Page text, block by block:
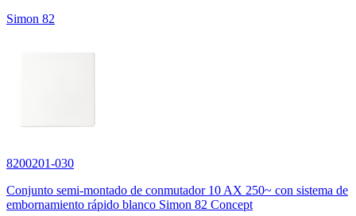
Simon 82
8200201-030
Conjunto semi-montado de conmutador 10 AX 250~ con sistema de
embornamiento rápido blanco Simon 82 Concept